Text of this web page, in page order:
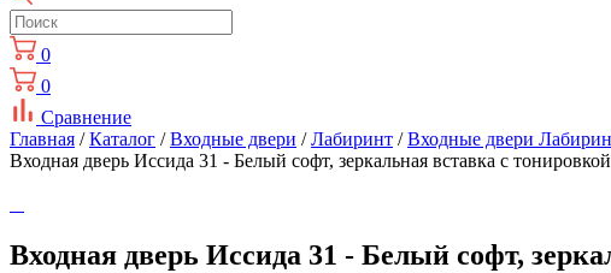
0
0
Сравнение
Главная /Каталог /Входные двери /Лабиринт /Входные двери
Входная дверь Иссида 31 - Белый софт, зеркальная вставка с тонировкой
Входная дверь Иссида 31 - Белый софт,